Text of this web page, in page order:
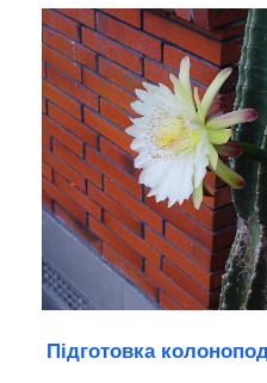
Підготовка